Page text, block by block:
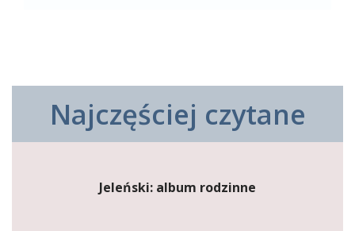
Najczęściej czytane
Jeleński: album rodzinne